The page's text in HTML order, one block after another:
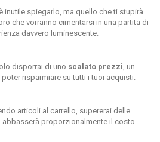
inutile spiegarlo, ma quello che ti stupirà
che vorranno cimentarsi in una partita di
davvero luminescente.
disporrai di uno scalato prezzi, un
risparmiare su tutti i tuoi acquisti.
articoli al carrello, supererai delle
proporzionalmente il costo